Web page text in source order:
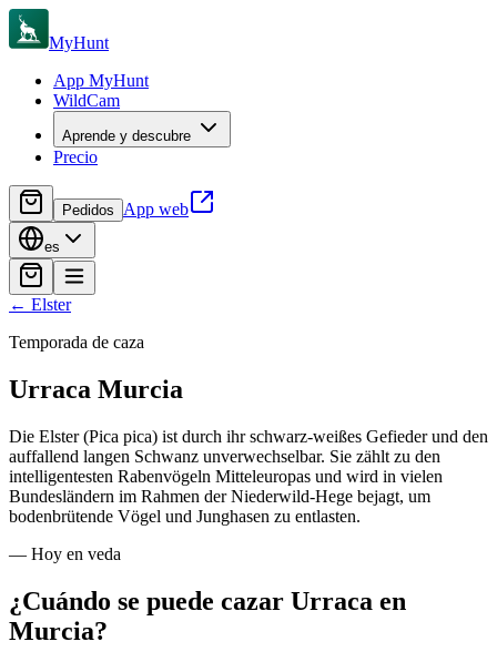
MyHunt
App MyHunt
WildCam
Aprende y descubre
Precio
Pedidos App web
es
← Elster
Temporada de caza
Urraca Murcia
Die Elster (Pica pica) ist durch ihr schwarz-weißes Gefieder und den
auffallend langen Schwanz unverwechselbar. Sie zählt zu den
intelligentesten Rabenvögeln Mitteleuropas und wird in vielen
Bundesländern im Rahmen der Niederwild-Hege bejagt, um
bodenbrütende Vögel und Junghasen zu entlasten.
— Hoy en veda
¿Cuándo se puede cazar Urraca en
Murcia?